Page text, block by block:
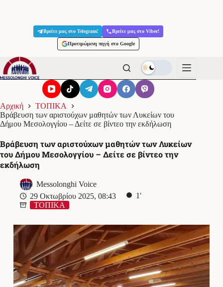
Βρείτε μας στο Telegram! Βρείτε μας στο Viber!
Προτιμώμενη πηγή στο Google
Αρχική
ΤΟΠΙΚΑ
Βράβευση των αριστούχων μαθητών των Λυκείων του
Δήμου Μεσολογγίου – Δείτε σε βίντεο την εκδήλωση
Βράβευση των αριστούχων μαθητών των Λυκείων
του Δήμου Μεσολογγίου – Δείτε σε βίντεο την
εκδήλωση
Messolonghi Voice
29 Οκτωβρίου 2025, 08:43
1′
ΤΟΠΙΚΑ